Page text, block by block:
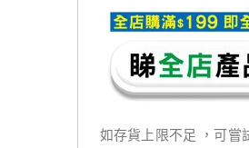
如存貨上限不足 ，可